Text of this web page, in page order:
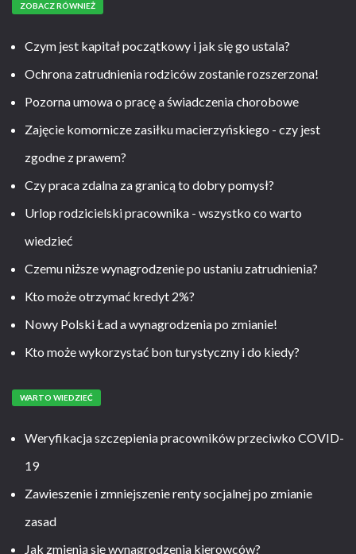
ZOBACZ RÓWNIEŻ
Czym jest kapitał początkowy i jak się go ustala?
Ochrona zatrudnienia rodziców zostanie rozszerzona!
Pozorna umowa o pracę a świadczenia chorobowe
Zajęcie komornicze zasiłku macierzyńskiego - czy jest
zgodne z prawem?
Czy praca zdalna za granicą to dobry pomysł?
Urlop rodzicielski pracownika - wszystko co warto
wiedzieć
Czemu niższe wynagrodzenie po ustaniu zatrudnienia?
Kto może otrzymać kredyt 2%?
Nowy Polski Ład a wynagrodzenia po zmianie!
Kto może wykorzystać bon turystyczny i do kiedy?
WARTO WIEDZIEĆ
Weryfikacja szczepienia pracowników przeciwko COVID-
19
Zawieszenie i zmniejszenie renty socjalnej po zmianie
zasad
Jak zmienią się wynagrodzenia kierowców?